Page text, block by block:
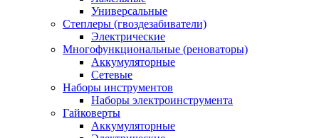
Универсальные
Степлеры (гвоздезабиватели)
Электрические
Многофункциональные (реноваторы)
Аккумуляторные
Сетевые
Наборы инструментов
Наборы электроинструмента
Гайковерты
Аккумуляторные